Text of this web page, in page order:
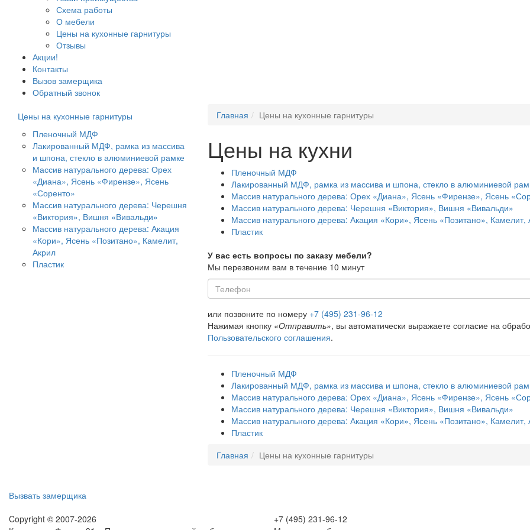
Схема работы
О мебели
Цены на кухонные гарнитуры
Отзывы
Акции!
Контакты
Вызов замерщика
Обратный звонок
Главная
Цены на кухонные гарнитуры
Цены на кухни
Пленочный МДФ
Лакированный МДФ, рамка из массива и шпона, стекло в алюминиевой
Массив натурального дерева: Орех «Диана», Ясень «Фирензе», Ясень
Массив натурального дерева: Черешня «Виктория», Вишня «Вивальди»
Массив натурального дерева: Акация «Кори», Ясень «Позитано», Камелит,
Пластик
У вас есть вопросы по заказу мебели?
Мы перезвоним вам в течение 10 минут
или позвоните по номеру +7 (495) 231-96-12
Нажимая кнопку «Отправить», вы автоматически выражаете согласие на
Пользовательского соглашения.
Пленочный МДФ
Лакированный МДФ, рамка из массива и шпона, стекло в алюминиевой
Массив натурального дерева: Орех «Диана», Ясень «Фирензе», Ясень
Массив натурального дерева: Черешня «Виктория», Вишня «Вивальди»
Массив натурального дерева: Акация «Кори», Ясень «Позитано», Камелит,
Пластик
Главная
Цены на кухонные гарнитуры
Цены на кухонные гарнитуры
Пленочный МДФ
Лакированный МДФ, рамка из массива
и шпона, стекло в алюминиевой рамке
Массив натурального дерева: Орех
«Диана», Ясень «Фирензе», Ясень
«Соренто»
Массив натурального дерева: Черешня
«Виктория», Вишня «Вивальди»
Массив натурального дерева: Акация
«Кори», Ясень «Позитано», Камелит,
Акрил
Пластик
Вызвать замерщика
Copyright © 2007-2026
+7 (495) 231-96-12